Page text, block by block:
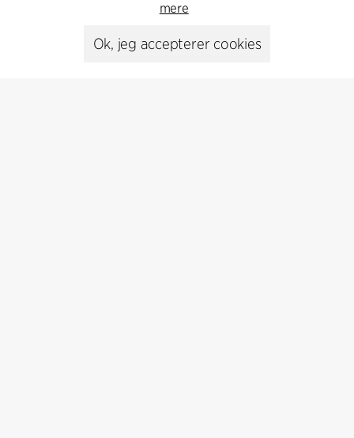
Head of Communications
mere
Ok, jeg accepterer cookies